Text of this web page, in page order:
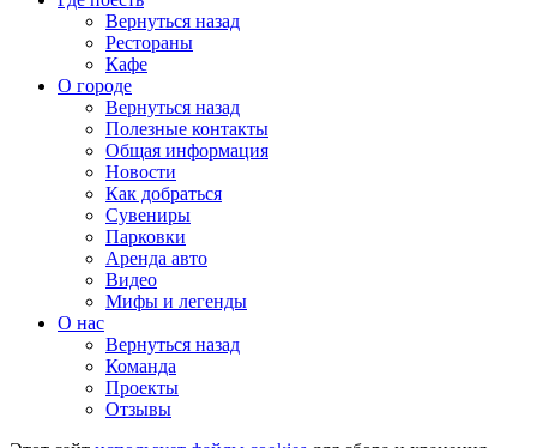
Вернуться назад
Рестораны
Кафе
О городе
Вернуться назад
Полезные контакты
Общая информация
Новости
Как добраться
Сувениры
Парковки
Аренда авто
Видео
Мифы и легенды
О нас
Вернуться назад
Команда
Проекты
Отзывы